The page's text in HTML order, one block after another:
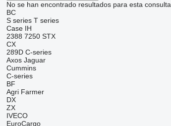
No se han encontrado resultados para esta consulta
BC
S series T series
Case IH
2388 7250 STX
CX
289D C-series
Axos Jaguar
Cummins
C-series
BF
Agri Farmer
DX
ZX
IVECO
EuroCargo